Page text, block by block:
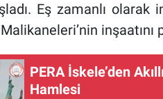
Eş zamanlı olarak
inşaatını
PERA İskele’den
Hamlesi